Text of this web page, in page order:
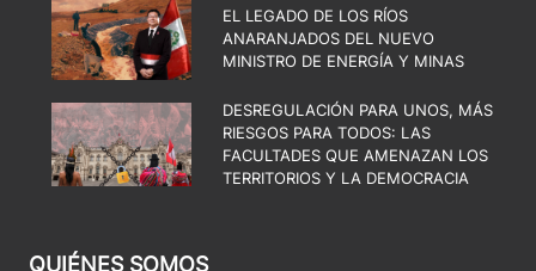
EL LEGADO DE LOS RÍOS
ANARANJADOS DEL NUEVO
MINISTRO DE ENERGÍA Y MINAS
DESREGULACIÓN PARA UNOS, MÁS
RIESGOS PARA TODOS: LAS
FACULTADES QUE AMENAZAN LOS
TERRITORIOS Y LA DEMOCRACIA
QUIÉNES SOMOS